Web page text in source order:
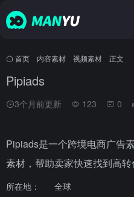
首页 内容素材 视频素材 正文
Pipiads
3个月前更新 123 0
Pipiads是一个跨境电商广告
素材，帮助卖家快速找到高转
所在地：
全球